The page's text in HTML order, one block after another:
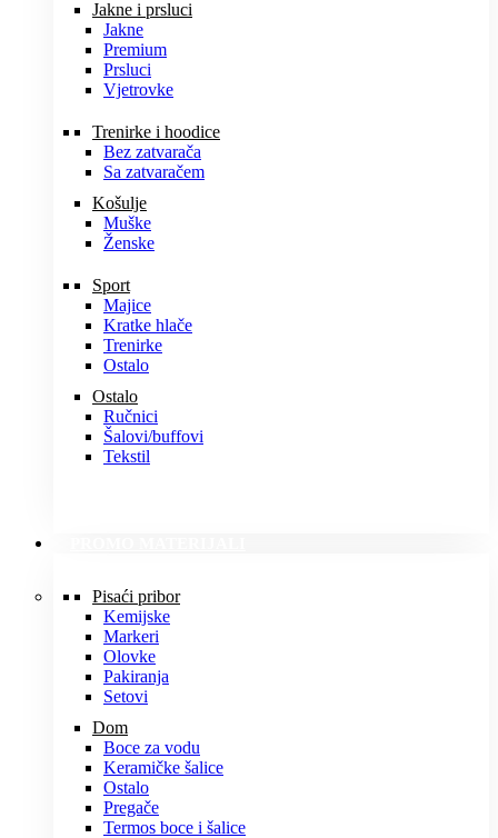
Jakne i prsluci
Jakne
Premium
Prsluci
Vjetrovke
Trenirke i hoodice
Bez zatvarača
Sa zatvaračem
Košulje
Muške
Ženske
Sport
Majice
Kratke hlače
Trenirke
Ostalo
Ostalo
Ručnici
Šalovi/buffovi
Tekstil
Pisaći pribor
Kemijske
Markeri
Olovke
Pakiranja
Setovi
Dom
Boce za vodu
Keramičke šalice
Ostalo
Pregače
Termos boce i šalice